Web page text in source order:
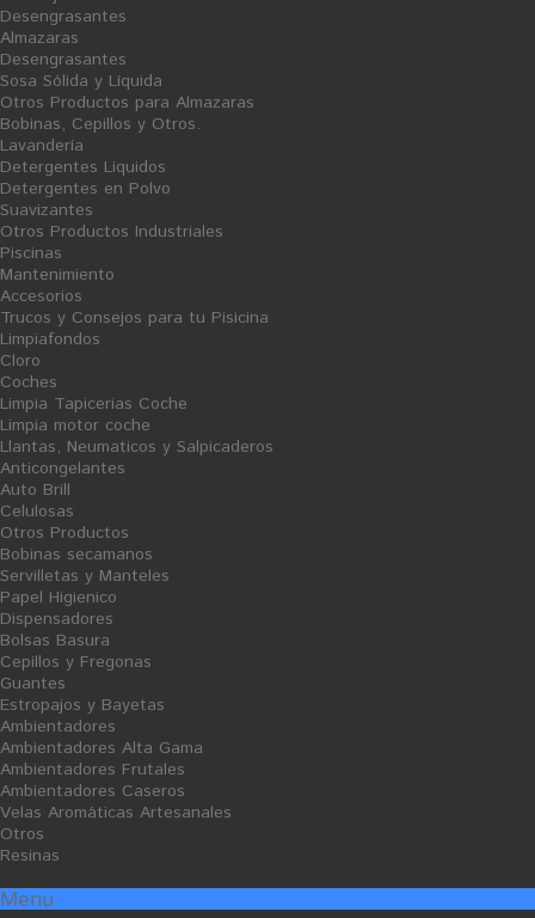
Desengrasantes
Almazaras
Desengrasantes
Sosa Sólida y Líquida
Otros Productos para Almazaras
Bobinas, Cepillos y Otros.
Lavandería
Detergentes Liquidos
Detergentes en Polvo
Suavizantes
Otros Productos Industriales
Piscinas
Mantenimiento
Accesorios
Trucos y Consejos para tu Pisicina
Limpiafondos
Cloro
Coches
Limpia Tapicerias Coche
Limpia motor coche
Llantas, Neumaticos y Salpicaderos
Anticongelantes
Auto Brill
Celulosas
Otros Productos
Bobinas secamanos
Servilletas y Manteles
Papel Higienico
Dispensadores
Bolsas Basura
Cepillos y Fregonas
Guantes
Estropajos y Bayetas
Ambientadores
Ambientadores Alta Gama
Ambientadores Frutales
Ambientadores Caseros
Velas Aromáticas Artesanales
Otros
Resinas
Menu
SUSCRIBIRSE AL BOLETÍN
SUBSCRIBE
INFORMACIÓN
INFORMACIÓN SOBRE LA TIENDA